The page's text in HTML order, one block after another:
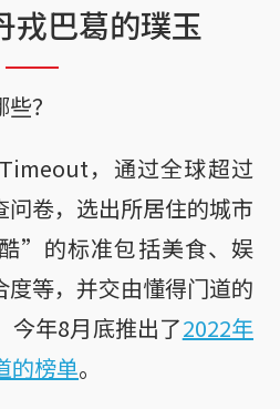
戎巴葛的璞玉
？
，通过全球超过
卷，选出所居住的城市
”的标准包括美食、娱
等，并交由懂得门道的
今年8月底推出了2022年
的榜单。